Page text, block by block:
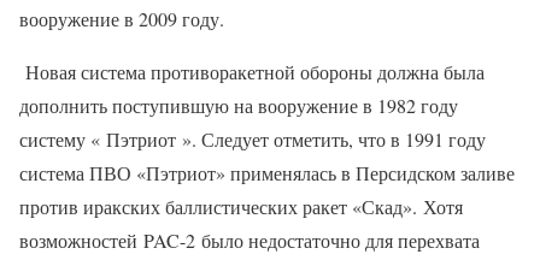
вооружение в 2009 году.
Новая система противоракетной обороны должна была
дополнить поступившую на вооружение в 1982 году
систему « Пэтриот ». Следует отметить, что в 1991 году
система ПВО «Пэтриот» применялась в Персидском заливе
против иракских баллистических ракет «Скад». Хотя
возможностей PAC-2 было недостаточно для перехвата